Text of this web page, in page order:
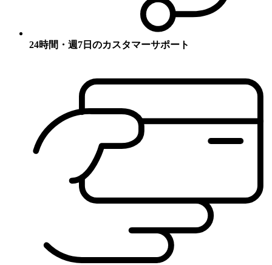
24時間・週7日のカスタマーサポート